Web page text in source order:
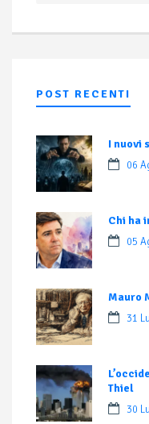
POST RECENTI
I nuovi
06
Chi ha
05
Mauro
31
Thiel
30